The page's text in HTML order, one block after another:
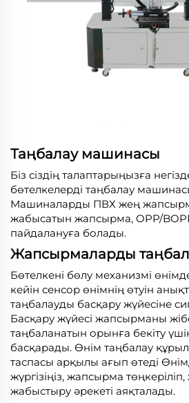
Таңбалау машинасы
Біз сіздің талаптарыңызға
бөтелкелерді таңбалау
Машиналарды ПВХ жең
жабысатын жапсырма, OPP/
пайдалануға болады.
Жапсырмаларды
Бөтелкені бөлу механизмі
кейін сенсор өнімнің өтуін
таңбалауды басқару жүйесіне
Басқару жүйесі жапсырманы
таңбаланатын орынға бекіту
басқарады. Өнім таңбалау
таспасы арқылы ағып өтеді
жүргізіңіз, жапсырма
жабыстыру әрекеті аяқталады.